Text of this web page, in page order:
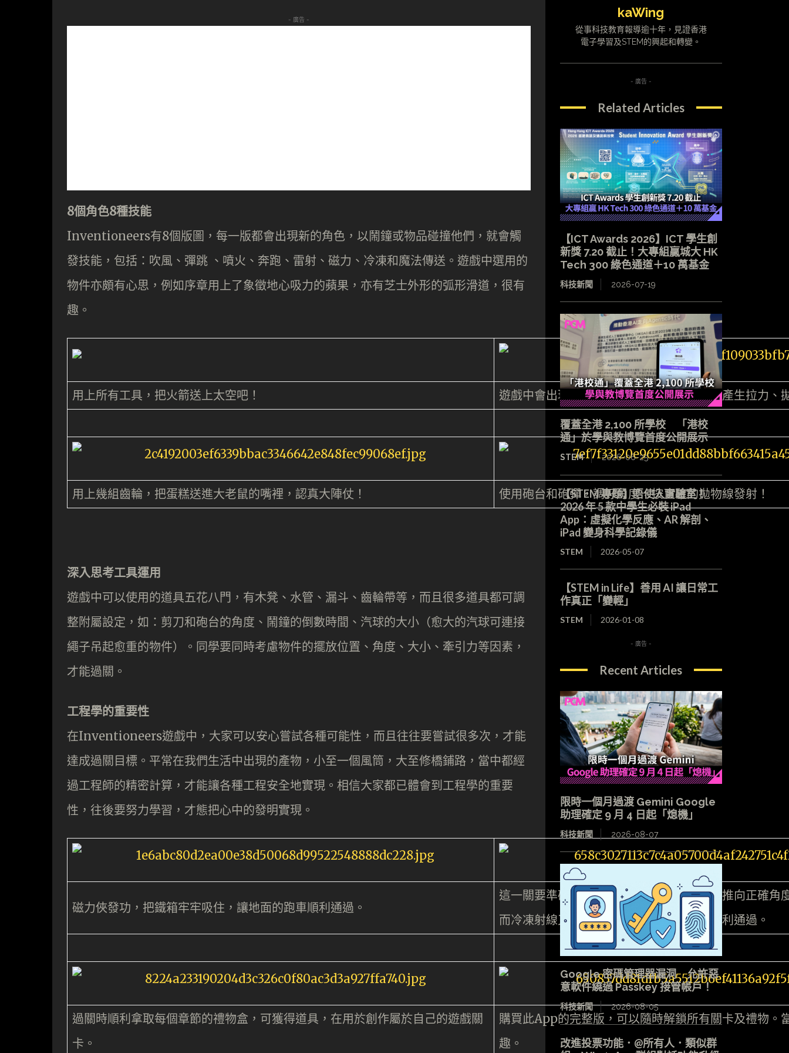
- 廣告 -
8個角色8種技能
Inventioneers有8個版圖，每一版都會出現新的角色，以鬧鐘或物品碰撞他們，就會觸
發技能，包括：吹風、彈跳 、噴火、奔跑、雷射、磁力、冷凍和魔法傳送。遊戲中選用的
物件亦頗有心思，例如序章用上了象徵地心吸力的蘋果，亦有芝士外形的弧形滑道，很有
趣。
用上所有工具，把火箭送上太空吧！ 遊戲中會出現齒輪和繩索，繫上不同物品，產生拉力、
用上幾組齒輪，把蛋糕送進大老鼠的嘴裡，認真大陣仗！ 使用砲台和砲彈，調好角度，按正確的拋物線發射！
深入思考工具運用
遊戲中可以使用的道具五花八門，有木凳、水管、漏斗、齒輪帶等，而且很多道具都可調
整附屬設定，如：剪刀和砲台的角度、鬧鐘的倒數時間、汽球的大小（愈大的汽球可連接
繩子吊起愈重的物件）。同學要同時考慮物件的擺放位置、角度、大小、牽引力等因素，
才能過關。
工程學的重要性
在Inventioneers遊戲中，大家可以安心嘗試各種可能性，而且往往要嘗試很多次，才能
達成過關目標。平常在我們生活中出現的產物，小至一個風筒，大至修橋鋪路，當中都經
過工程師的精密計算，才能讓各種工程安全地實現。相信大家都已體會到工程學的重要
性，往後要努力學習，才態把心中的發明實現。
磁力俠發功，把鐵箱牢牢吸住，讓地面的跑車順利通過。
這一關要準確預計鐵箱掉落的時間，把鏡子推向正確角
而冷凍射線又剛好把鐵箱凝固，讓滑雪者順利通過。
過關時順利拿取每個章節的禮物盒，可獲得道具，在用於創作屬於自己的遊戲關
卡。
購買此App的完整版，可以隨時解鎖所有關卡及禮物。
趣。
kaWing
從事科技教育報導逾十年，見證香港
電子學習及STEM的興起和轉變。
- 廣告 -
Related Articles
【ICT Awards 2026】ICT 學生創
新獎 7.20 截止！大專組贏城大 HK
Tech 300 綠色通道＋10 萬基金
科技新聞 2026-07-19
覆蓋全港 2,100 所學校 「港校
通」於學與教博覽首度公開展示
STEM 2026-06-25
【STEM 專題】唔使入實驗室！
2026 年 5 款中學生必裝 iPad
App：虛擬化學反應、AR 解剖、
iPad 變身科學記錄儀
STEM 2026-05-07
【STEM in Life】善用 AI 讓日常工
作真正「變輕」
STEM 2026-01-08
- 廣告 -
Recent Articles
限時一個月過渡 Gemini Google
助理確定 9 月 4 日起「熄機」
科技新聞 2026-08-07
Google 密碼管理器漏洞 允許惡
意軟件繞過 Passkey 接管帳戶！
科技新聞 2026-08-05
改進投票功能．@所有人．類似群